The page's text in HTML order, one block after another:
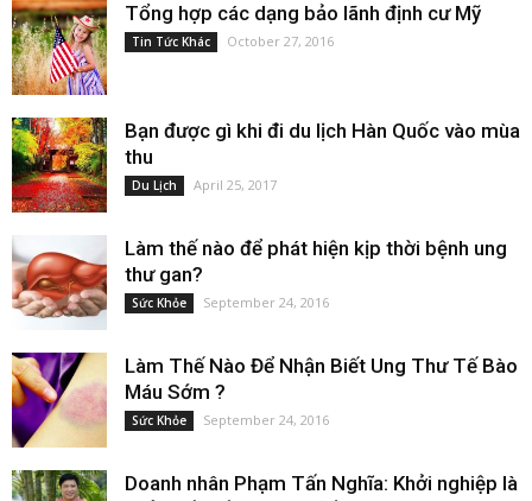
Tổng hợp các dạng bảo lãnh định cư Mỹ
Tin Tức Khác October 27, 2016
Bạn được gì khi đi du lịch Hàn Quốc vào mùa
thu
Du Lịch April 25, 2017
Làm thế nào để phát hiện kịp thời bệnh ung
thư gan?
Sức Khỏe September 24, 2016
Làm Thế Nào Để Nhận Biết Ung Thư Tế Bào
Máu Sớm ?
Sức Khỏe September 24, 2016
Doanh nhân Phạm Tấn Nghĩa: Khởi nghiệp là